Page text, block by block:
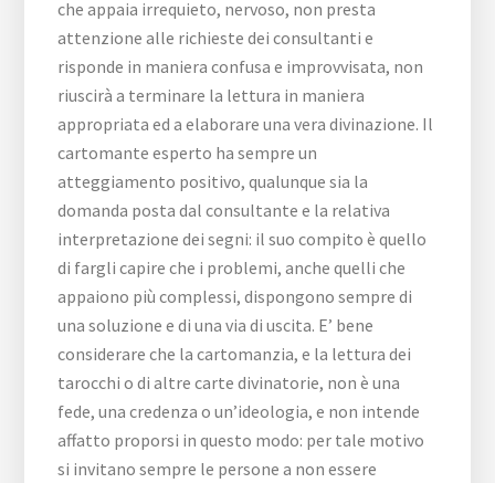
che appaia irrequieto, nervoso, non presta
attenzione alle richieste dei consultanti e
risponde in maniera confusa e improvvisata, non
riuscirà a terminare la lettura in maniera
appropriata ed a elaborare una vera divinazione. Il
cartomante esperto ha sempre un
atteggiamento positivo, qualunque sia la
domanda posta dal consultante e la relativa
interpretazione dei segni: il suo compito è quello
di fargli capire che i problemi, anche quelli che
appaiono più complessi, dispongono sempre di
una soluzione e di una via di uscita. E’ bene
considerare che la cartomanzia, e la lettura dei
tarocchi o di altre carte divinatorie, non è una
fede, una credenza o un’ideologia, e non intende
affatto proporsi in questo modo: per tale motivo
si invitano sempre le persone a non essere